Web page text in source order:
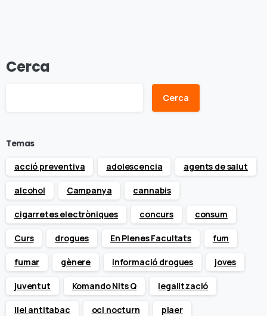
Cerca
Cerca
Temas
acció preventiva
adolescencia agents de salut
alcohol Campanya cannabis
cigarretes electròniques concurs consum
Curs drogues En Plenes Facultats fum
fumar gènere informació drogues joves
juventut Komando Nits Q legalització
llei antitabac oci nocturn plaer